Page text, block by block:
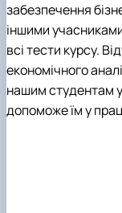
забезпечення
іншими
всі тести курсу.
економічного
нашим студентам
допоможе їм у